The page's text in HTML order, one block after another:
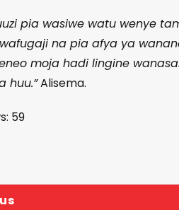
pia wasiwe watu wenye
na pia afya ya
moja hadi lingine
huu.”Alisema.
59